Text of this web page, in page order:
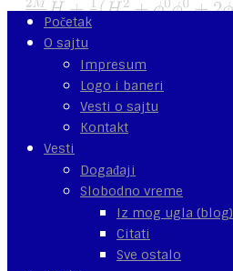
Početak
O sajtu
Impresum
Logo i baneri
Vesti o sajtu
Kontakt
Vesti
Događaji
Slobodno vreme
Iz mog ugla (blog)
Citati
Sve ostalo